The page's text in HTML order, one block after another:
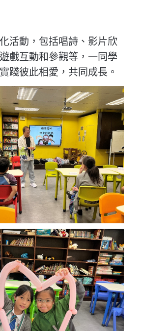
活動，包括唱詩、影片欣
戲互動和參觀等，一同學
踐彼此相愛，共同成長。